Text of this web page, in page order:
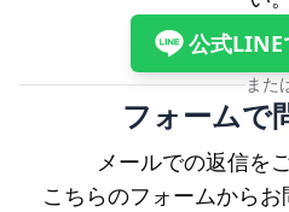
公式LINE
また
フォームで
メールでの返信を
こちらのフォームからお